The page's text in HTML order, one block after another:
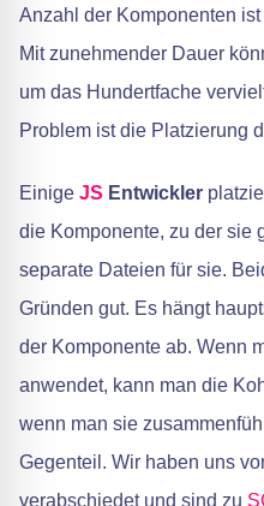
Anzahl der Komponenten ist
Mit zunehmender Dauer
um das Hundertfache
Problem ist die Platzierung
Einige JS Entwickler
die Komponente, zu der sie
separate Dateien für sie.
Gründen gut. Es hängt
der Komponente ab. Wenn
anwendet, kann man die
wenn man sie
Gegenteil. Wir haben uns
verabschiedet und sind zu